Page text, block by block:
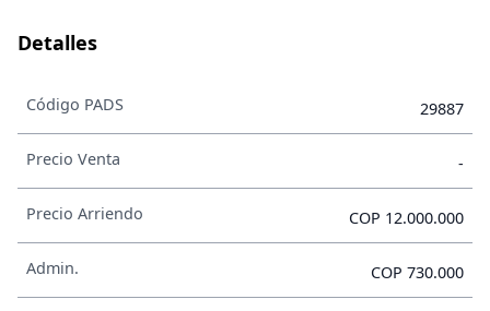
Detalles
Código PADS 29887
Precio Venta -
Precio Arriendo COP 12.000.000
Admin. COP 730.000